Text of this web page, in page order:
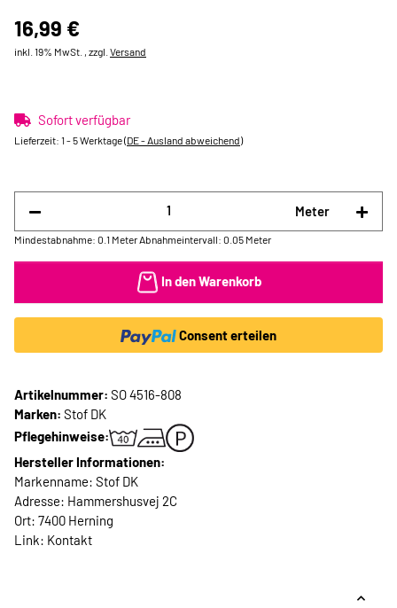
16,99 €
inkl. 19% MwSt. , zzgl. Versand
Sofort verfügbar
Lieferzeit: 1 - 5 Werktage(DE - Ausland abweichend)
Meter
Mindestabnahme: 0.1 Meter Abnahmeintervall: 0.05 Meter
In den Warenkorb
Consent erteilen
Artikelnummer: SO 4516-808
Marken: Stof DK
Pflegehinweise:
Hersteller Informationen:
Markenname: Stof DK
Adresse: Hammershusvej 2C
Ort: 7400 Herning
Link: Kontakt